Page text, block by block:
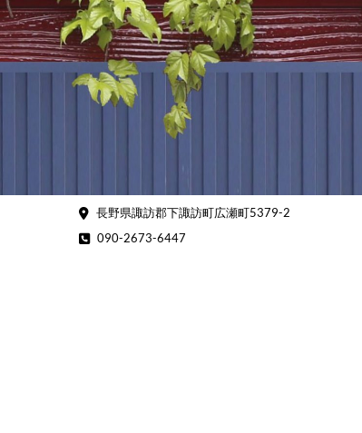
Skip
to
content
長野県諏訪郡下諏訪町広瀬町5379-2
090-2673-6447